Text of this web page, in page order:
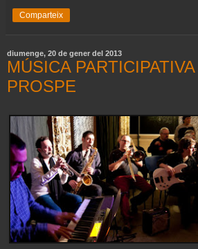
Comparteix
diumenge, 20 de gener del 2013
MÚSICA
PROSPE